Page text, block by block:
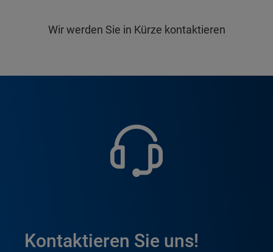
Wir werden Sie in Kürze kontaktieren
Kontaktieren Sie uns!